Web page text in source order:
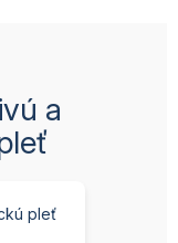
a